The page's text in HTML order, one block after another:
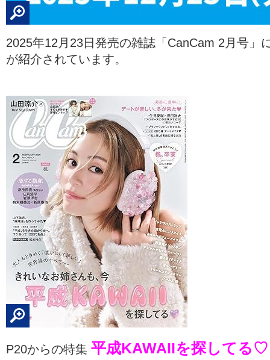
2025年12月23日発売の雑誌「CanCam 2月号」
が紹介されています。
P20からの特集 平成KAWAIIを探してる♡